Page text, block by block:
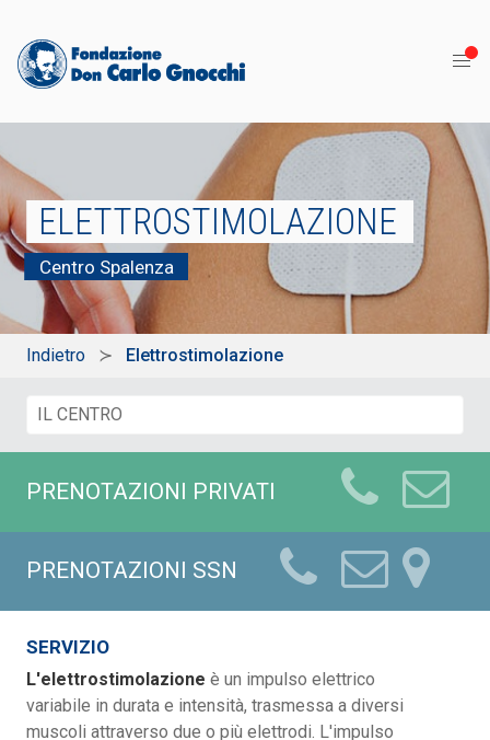
ELETTROSTIMOLAZIONE
Centro Spalenza
Indietro Elettrostimolazione
PRENOTAZIONI PRIVATI
PRENOTAZIONI SSN
SERVIZIO
L'elettrostimolazione è un impulso elettrico
variabile in durata e intensità, trasmessa a diversi
muscoli attraverso due o più elettrodi. L'impulso